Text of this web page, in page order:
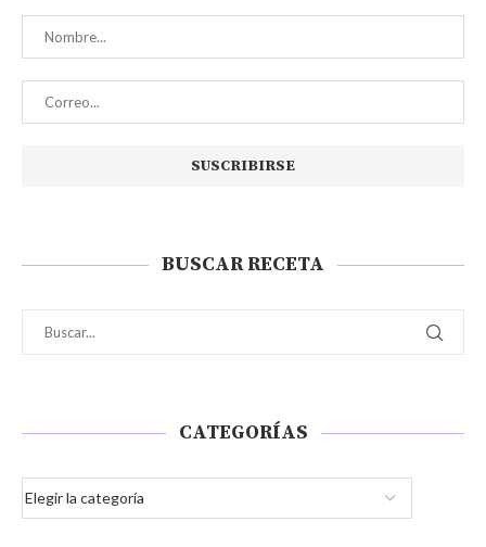
BUSCAR RECETA
CATEGORÍAS